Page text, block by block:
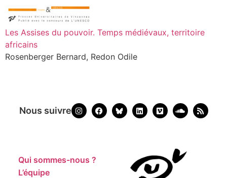
Les Assises du pouvoir. Temps médiévaux, territoire
africains
Rosenberger Bernard, Redon Odile
Nous suivre
Qui sommes-nous ?
L’équipe